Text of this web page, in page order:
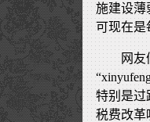
施建设薄
可现在是
网友
特别是过
税费改革